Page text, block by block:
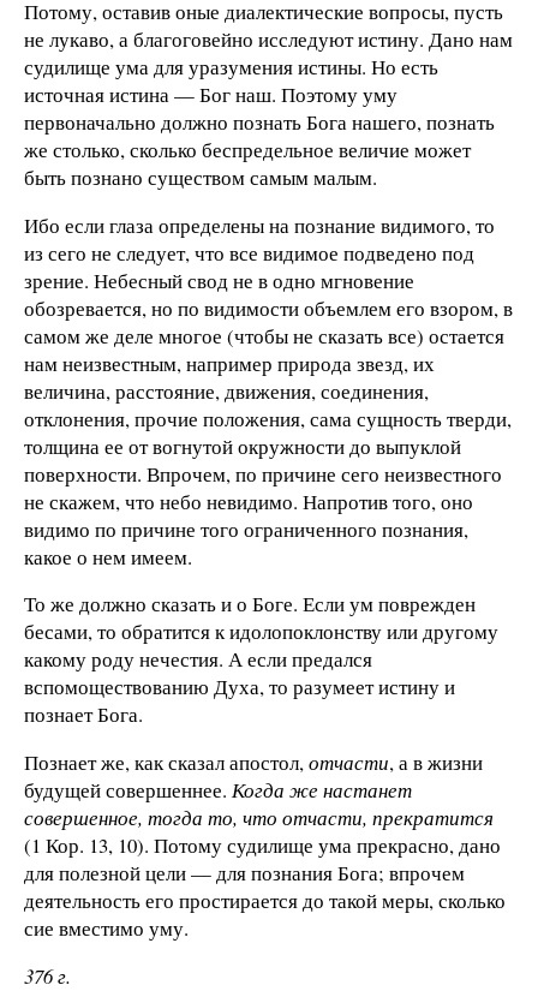
Потому, оставив оные диалектические вопросы, пусть
не лукаво, а благоговейно исследуют истину. Дано нам
судилище ума для уразумения истины. Но есть
источная истина — Бог наш. Поэтому уму
первоначально должно познать Бога нашего, познать
же столько, сколько беспредельное величие может
быть познано существом самым малым.
Ибо если глаза определены на познание видимого, то
из сего не следует, что все видимое подведено под
зрение. Небесный свод не в одно мгновение
обозревается, но по видимости объемлем его взором, в
самом же деле многое (чтобы не сказать все) остается
нам неизвестным, например природа звезд, их
величина, расстояние, движения, соединения,
отклонения, прочие положения, сама сущность тверди,
толщина ее от вогнутой окружности до выпуклой
поверхности. Впрочем, по причине сего неизвестного
не скажем, что небо невидимо. Напротив того, оно
видимо по причине того ограниченного познания,
какое о нем имеем.
То же должно сказать и о Боге. Если ум поврежден
бесами, то обратится к идолопоклонству или другому
какому роду нечестия. А если предался
вспомоществованию Духа, то разумеет истину и
познает Бога.
Познает же, как сказал апостол,отчасти, а в жизни
будущей совершеннее. Когда же настанет
совершенное, тогда то, что отчасти, прекратится
(1 Кор. 13, 10). Потому судилище ума прекрасно, дано
для полезной цели — для познания Бога; впрочем
деятельность его простирается до такой меры, сколько
сие вместимо уму.
376 г.